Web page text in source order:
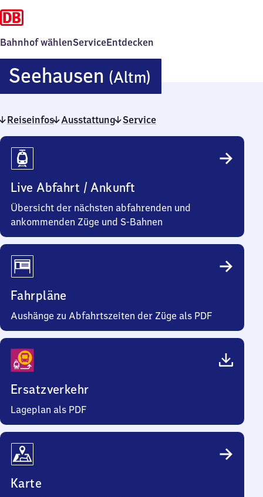
Bahnhof wählenServiceEntdecken
Seehausen (Altm)
(Altmark)
Reiseinfos Ausstattung Service
Reiseinfos
Live Abfahrt / Ankunft
Übersicht der nächsten abfahrenden und
ankommenden Züge und S-Bahnen
Fahrpläne
Aushänge zu Abfahrtszeiten der Züge als PDF
Ersatzverkehr
Lageplan als PDF
Karte